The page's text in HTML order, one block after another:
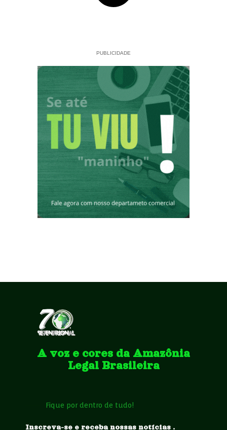
PUBLICIDADE
A voz e cores da Amazônia
Legal Brasileira
Fique por dentro de tudo!
Inscreva-se e receba nossas notícias .